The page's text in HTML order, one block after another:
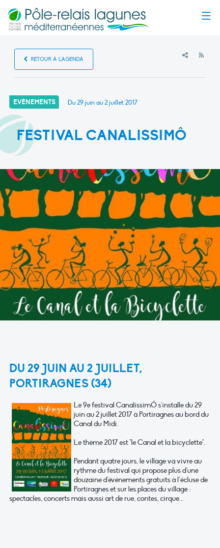
RETOUR À L'AGENDA
EVÈNEMENTS Du 29 juin au 2 juillet 2017
FESTIVAL CANALISSIMÔ
DU 29 JUIN AU 2 JUILLET,
PORTIRAGNES (34)
Le 9e festival CanalissimÔ s'installe du 29
juin au 2 juillet 2017 à Portiragnes au bord du
Canal du Midi.
Le thème 2017 est "le Canal et la bicyclette".
Pendant quatre jours, le village va vivre au
rythme du festival qui propose plus d'une
douzaine d'événements gratuits à l’écluse de
Portiragnes et sur les places du village :
spectacles, concerts mais aussi art de rue, contes, cirque...